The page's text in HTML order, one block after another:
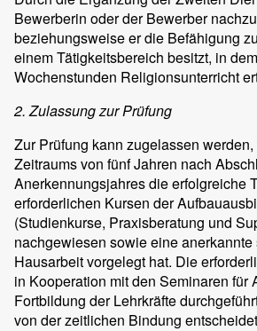
Bewerberin oder der Bewerber
beziehungsweise er die Befähigung
einem Tätigkeitsbereich besitzt, in
Wochenstunden Religionsunterricht
2. Zulassung zur Prüfung
Zur Prüfung kann zugelassen
Zeitraums von fünf Jahren nach
Anerkennungsjahres die erfolgreiche
erforderlichen Kursen der
(Studienkurse, Praxisberatung und
nachgewiesen sowie eine
Hausarbeit vorgelegt hat. Die
in Kooperation mit den Seminaren für
Fortbildung der Lehrkräfte
von der zeitlichen Bindung